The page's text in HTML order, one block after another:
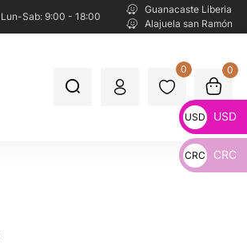
Lun-Sab: 9:00 - 18:00
Guanacaste Liberia
Alajuela san Ramón
0 0
USD
_
USD
CRC CRC